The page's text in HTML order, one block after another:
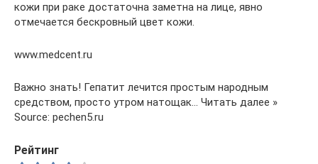
кожи при раке достаточна заметна на лице, явно
отмечается бескровный цвет кожи.
www.medcent.ru
Важно знать! Гепатит лечится простым народным
средством, просто утром натощак… Читать далее »
Source: pechen5.ru
Рейтинг